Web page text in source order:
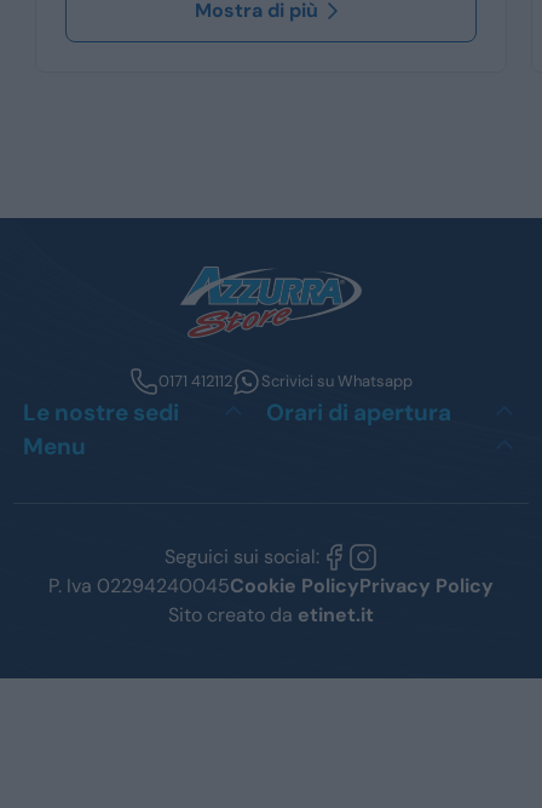
Mostra di più
0171 412112 Scrivici su Whatsapp
Le nostre sedi
Orari di apertura
Menu
Seguici sui social:
P. Iva 02294240045Cookie PolicyPrivacy Policy
Sito creato da etinet.it